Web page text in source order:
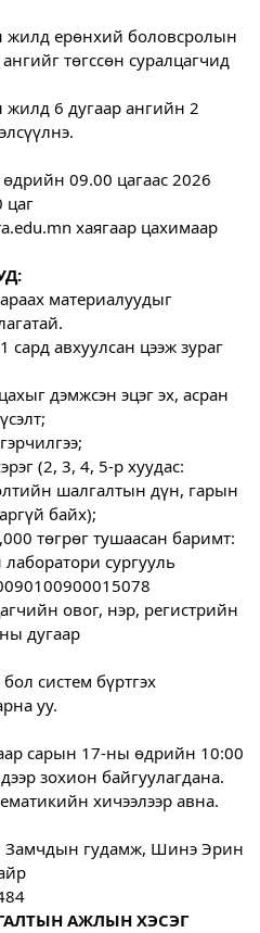
жилд ерөнхий боловсролын
төгссөн суралцагчид
6 дугаар ангийн 2
09.00 цагаас 2026
хаягаар цахимаар
материалуудыг
авхуулсан цээж зураг
дэмжсэн эцэг эх, асран
(2, 3, 4, 5-р хуудас:
шалгалтын дүн, гарын
байх);
төгрөг тушаасан баримт:
сургууль
овог, нэр, регистрийн
дугаар
систем бүртгэх
уу.
сарын 17-ны өдрийн 10:00
зохион байгуулагдана.
хичээлээр авна.
Замчдын гудамж, Шинэ Эрин
АЖЛЫН ХЭСЭГ